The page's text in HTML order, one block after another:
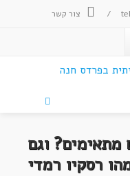
/ צור קשר
וגם
רסקיו רמדי